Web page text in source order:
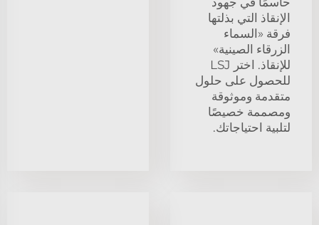
الإنقاذ التي بذلتها
فرقة «السماء
الزرقاء الصينية»
للإنقاذ. اختر LSJ
للحصول على حلول
متقدمة وموثوقة
ومصممة خصيصًا
لتلبية احتياجاتك.